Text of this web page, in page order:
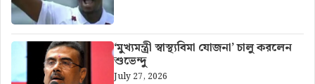
‘মুখ্যমন্ত্রী স্বাস্থ্যবিমা যোজনা’ চালু করলেন
শুভেন্দু
July 27, 2026